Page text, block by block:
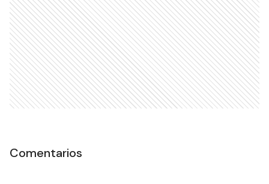
Comentarios